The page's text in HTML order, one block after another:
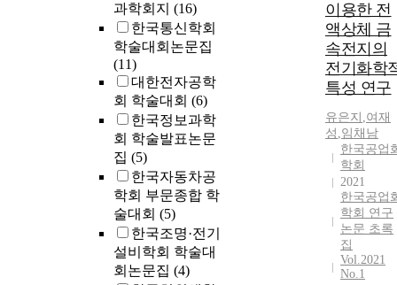
과학회지 (16)
한국통신학회
학술대회논문집
(11)
대한전자공학
회 학술대회 (6)
한국정보과학
회 학술발표논문
집 (5)
한국자동차공
학회 부문종합 학
술대회 (5)
한국조명·전기
설비학회 학술대
회논문집 (4)
이용한 전
액상체 금
속전지의
전기화학
특성 연구
유은지 ,여재
성 ,임채남
한국공업
학회
2021
한국공업
학회 연구
논문 초록
집
Vol.2021
No.1